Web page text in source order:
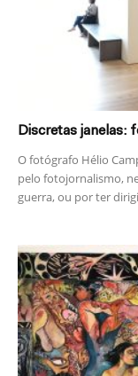
Discretas janelas:
O fotógrafo Hélio
pelo fotojornalismo,
guerra, ou por ter